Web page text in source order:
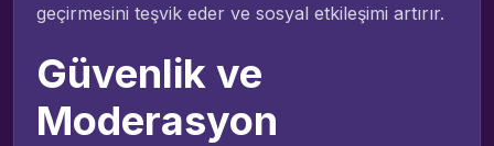
geçirmesini teşvik eder ve sosyal etkileşimi artırır.
Güvenlik ve
Moderasyon